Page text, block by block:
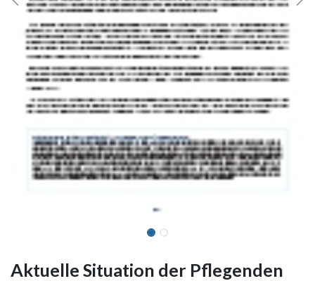
Aktuelle Situation der Pflegenden